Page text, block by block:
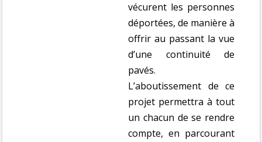
vécurent les personnes
déportées, de manière à
offrir au passant la vue
d’une continuité de
pavés.
L’aboutissement de ce
projet permettra à tout
un chacun de se rendre
compte, en parcourant